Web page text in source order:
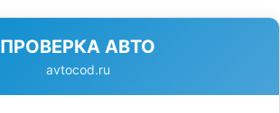
ПРОВЕРКА АВТО
avtocod.ru